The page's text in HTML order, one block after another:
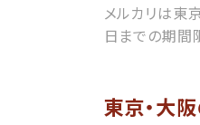
メルカリは東
日までの期間
東京・大